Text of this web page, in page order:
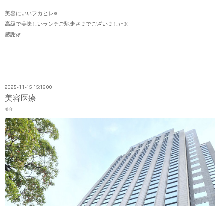
美容にいいフカヒレ❇️
高級で美味しいランチご馳走さまでございました❇️
感謝🌿
2025-11-15 15:16:00
美容医療
美容